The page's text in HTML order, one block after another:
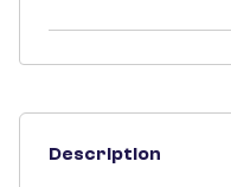
Description